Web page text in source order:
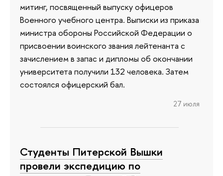
митинг, посвященный выпуску офицеров
Военного учебного центра. Выписки из приказа
министра обороны Российской Федерации о
присвоении воинского звания лейтенанта с
зачислением в запас и дипломы об окончании
университета получили 132 человека. Затем
состоялся офицерский бал.
27 июля
Студенты Питерской Вышки
провели экспедицию по